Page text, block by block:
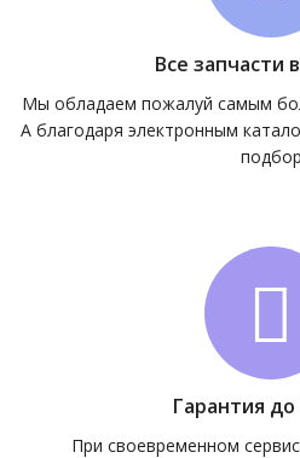
Все запчасти
Мы обладаем пожалуй самым
А благодаря электронным
подбор
Гарантия до
При своевременном